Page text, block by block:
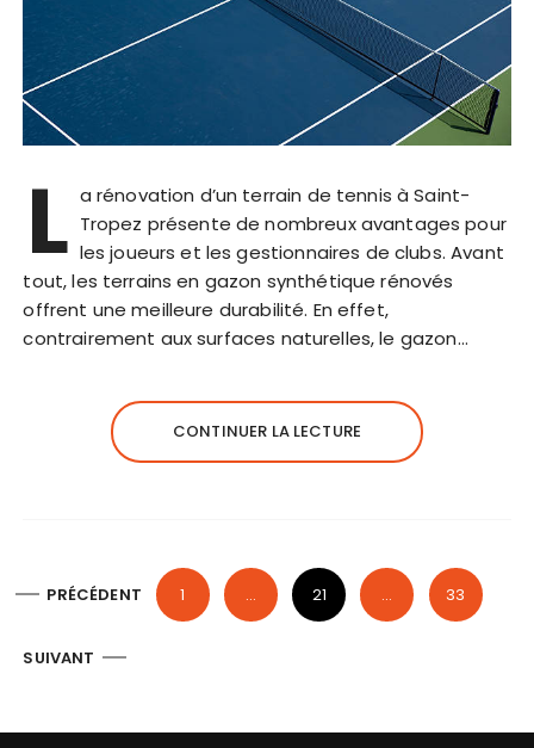
L a rénovation d’un terrain de tennis à Saint-
Tropez présente de nombreux avantages pour
les joueurs et les gestionnaires de clubs. Avant
tout, les terrains en gazon synthétique rénovés
offrent une meilleure durabilité. En effet,
contrairement aux surfaces naturelles, le gazon…
CONTINUER LA LECTURE
g
n
PRÉCÉDENT 1 … 21 … 33
SUIVANT